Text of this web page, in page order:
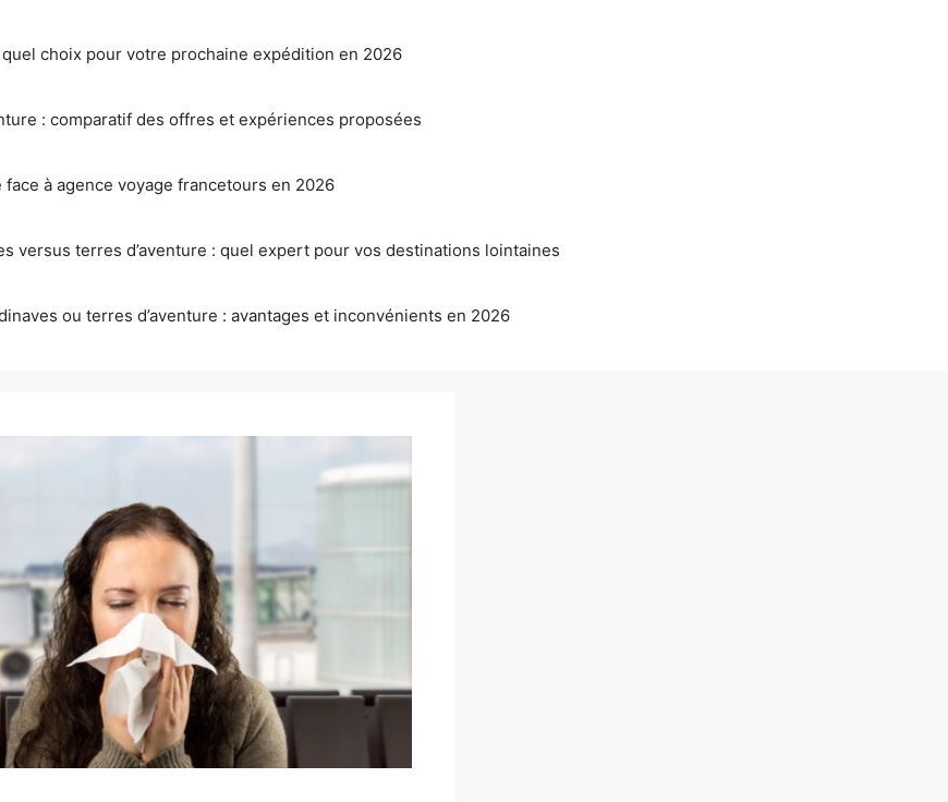
quel choix pour votre prochaine expédition en 2026
: comparatif des offres et expériences proposées
face à agence voyage francetours en 2026
versus terres d’aventure : quel expert pour vos destinations lointaines
ou terres d’aventure : avantages et inconvénients en 2026